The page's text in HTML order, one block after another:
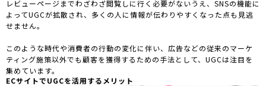
レビューページまでわざわざ閲覧しに行く必要がないうえ、SNSの機能に
よってUGCが拡散され、多くの人に情報が伝わりやすくなった点も見逃
せません。
このような時代や消費者の行動の変化に伴い、広告などの従来のマーケ
ティング施策以外でも顧客を獲得するための手法として、UGCは注目を
集めています。
ECサイトでUGCを活用するメリット